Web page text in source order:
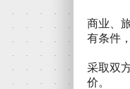
商业、
有条件
采取双
价。